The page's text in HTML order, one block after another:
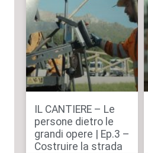
IL CANTIERE – Le
persone dietro le
grandi opere | Ep.3 –
Costruire la strada